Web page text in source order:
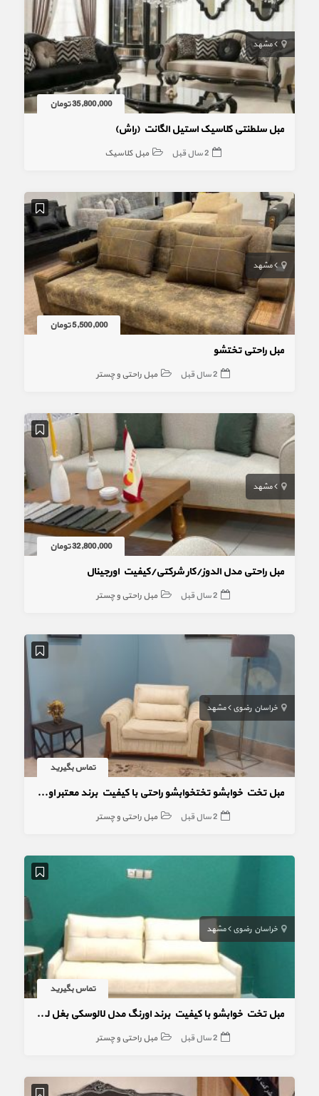
مشهد
35,800,000 تومان
مبل سلطنتی کلاسیک استیل الگانت (راش)
2 سال قبل مبل کلاسیک
مشهد
5,500,000 تومان
مبل راحتی تختشو
2 سال قبل مبل راحتی و چستر
مشهد
32,800,000 تومان
مبل راحتی مدل الدوز/کار شرکتی/کیفیت اورجینال
2 سال قبل مبل راحتی و چستر
خراسان رضوی مشهد
تماس بگیرید
مبل تخت خوابشو تختخوابشو راحتی با کیفیت برند معتبر اورنگ مدل استار
2 سال قبل مبل راحتی و چستر
خراسان رضوی مشهد
تماس بگیرید
مبل تخت خوابشو با کیفیت برند اورنگ مدل لالوسکی بغل لمسه
2 سال قبل مبل راحتی و چستر